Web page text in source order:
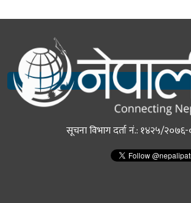
सूचना विभाग दर्ता नं.: १४२५/